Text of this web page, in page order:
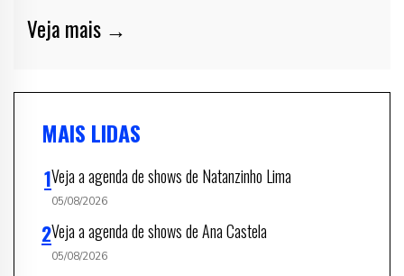
Veja mais →
MAIS LIDAS
Veja a agenda de shows de Natanzinho Lima
05/08/2026
Veja a agenda de shows de Ana Castela
05/08/2026